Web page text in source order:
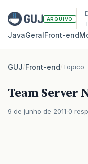
ARQUIVO
JavaGeralFront‑end
GUJ/Front-end/Topico
Team Server
9 de junho de 2011 0